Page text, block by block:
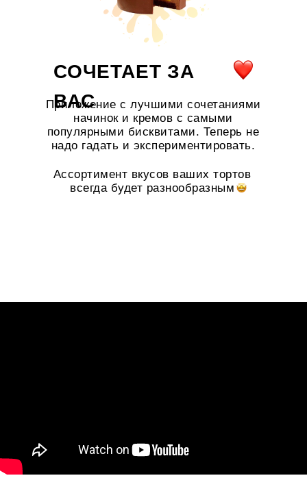
СОЧЕТАЕТ ЗА
ВАС
Ассортимент вкусов ваших тортов
всегда будет разнообразным
Приложение с лучшими сочетаниями
начинок и кремов с самыми
популярными бисквитами. Теперь не
надо гадать и экспериментировать.